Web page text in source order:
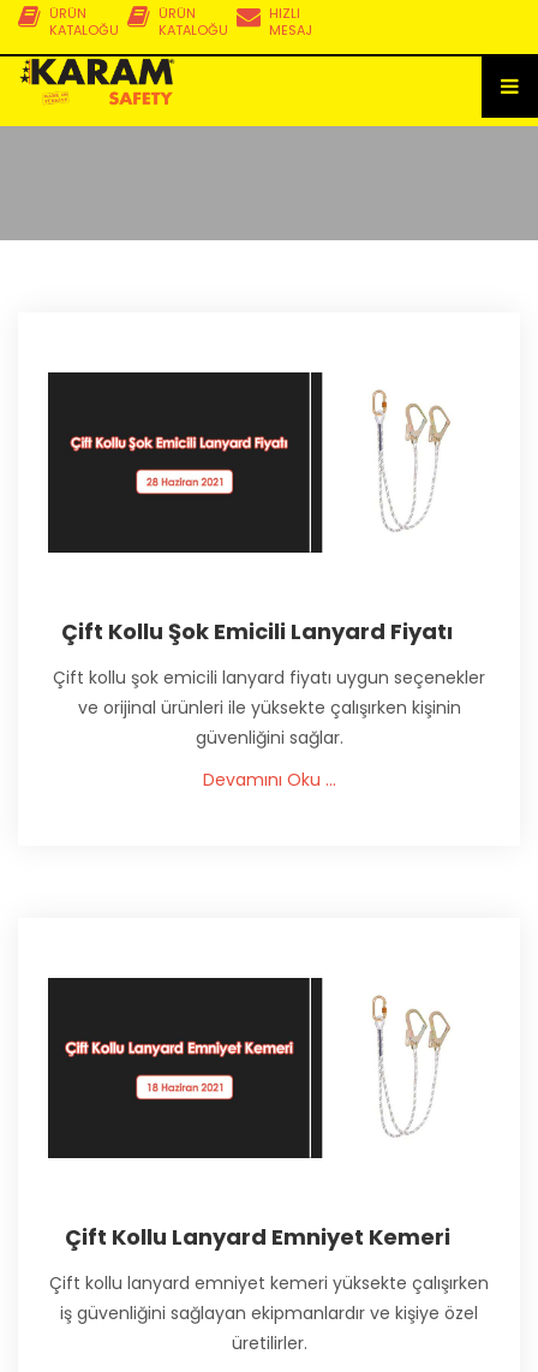
HIZLI
MESAJ
ÜRÜN
KATALOĞU
ÜRÜN
KATALOĞU
Çift Kollu Şok Emicili Lanyard Fiyatı
Çift kollu şok emicili lanyard fiyatı uygun seçenekler
ve orijinal ürünleri ile yüksekte çalışırken kişinin
güvenliğini sağlar.
Devamını Oku ...
Çift Kollu Lanyard Emniyet Kemeri
Çift kollu lanyard emniyet kemeri yüksekte çalışırken
iş güvenliğini sağlayan ekipmanlardır ve kişiye özel
üretilirler.